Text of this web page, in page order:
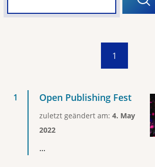
1
Open Publishing Fest
zuletzt geändert am: 4. May
2022
...